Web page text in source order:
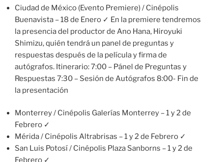
Ciudad de México (Evento Premiere) / Cinépolis
Buenavista – 18 de Enero ✓ En la premiere tendremos
la presencia del productor de Ano Hana, Hiroyuki
Shimizu, quién tendrá un panel de preguntas y
respuestas después de la película y firma de
autógrafos. Itinerario: 7:00 – Pánel de Preguntas y
Respuestas 7:30 – Sesión de Autógrafos 8:00- Fin de
la presentación
Monterrey / Cinépolis Galerías Monterrey – 1 y 2 de
Febrero ✓
Mérida / Cinépolis Altrabrisas – 1 y 2 de Febrero ✓
San Luis Potosí / Cinépolis Plaza Sanborns – 1 y 2 de
Febrero ✓